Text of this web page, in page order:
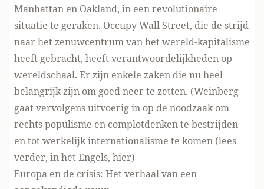
Manhattan en Oakland, in een revolutionaire
situatie te geraken. Occupy Wall Street, die de strijd
naar het zenuwcentrum van het wereld-kapitalisme
heeft gebracht, heeft verantwoordelijkheden op
wereldschaal. Er zijn enkele zaken die nu heel
belangrijk zijn om goed neer te zetten. (Weinberg
gaat vervolgens uitvoerig in op de noodzaak om
rechts populisme en complotdenken te bestrijden
en tot werkelijk internationalisme te komen (lees
verder, in het Engels, hier)
Europa en de crisis: Het verhaal van een